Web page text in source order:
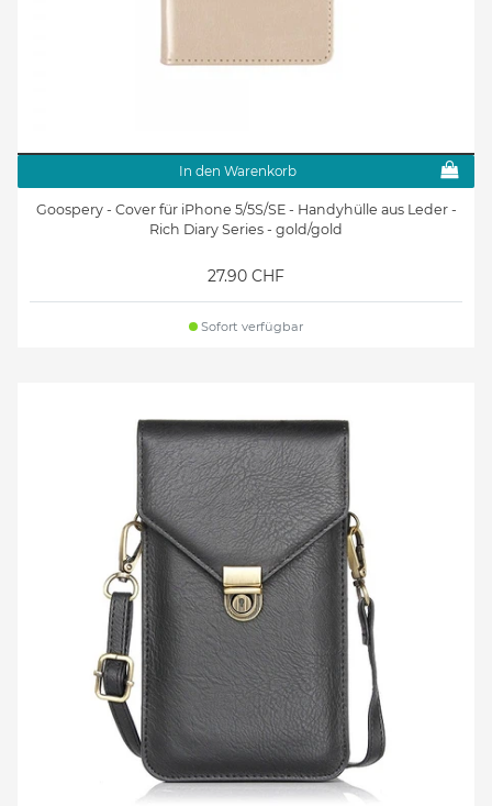
In den Warenkorb
Goospery - Cover für iPhone 5/5S/SE - Handyhülle aus Leder -
Rich Diary Series - gold/gold
27.90 CHF
Sofort verfügbar